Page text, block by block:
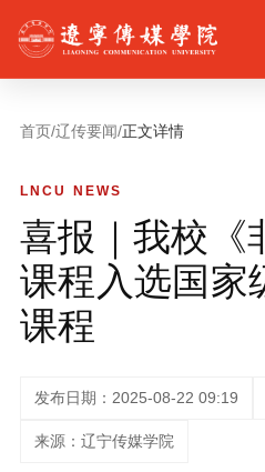
首页/辽传要闻/正文详情
LNCU NEWS
喜报｜我校《
课程入选国家
课程
发布日期：2025-08-22 09:19
来源：辽宁传媒学院